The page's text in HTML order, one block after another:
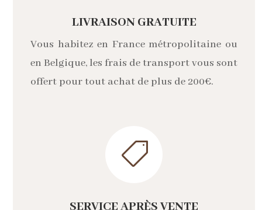
LIVRAISON GRATUITE
Vous habitez en France métropolitaine ou
en Belgique, les frais de transport vous sont
offert pour tout achat de plus de 200€.

SERVICE APRÈS VENTE